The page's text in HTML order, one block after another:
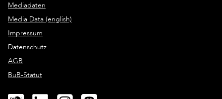
Mediadaten
Media Data (english)
Impressum
Datenschutz
AGB
BuB-Statut